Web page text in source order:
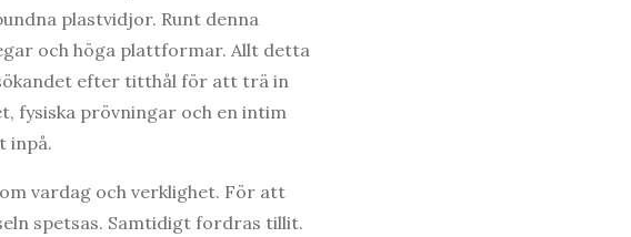
plastvidjor. Runt denna
och höga plattformar. Allt detta
efter titthål för att trä in
fysiska prövningar och en intim
inpå.
vardag och verklighet. För att
spetsas. Samtidigt fordras tillit.